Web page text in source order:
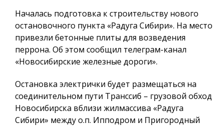
Началась подготовка к строительству нового
остановочного пункта «Радуга Сибири». На место
привезли бетонные плиты для возведения
перрона. Об этом сообщил телеграм-канал
«Новосибирские железные дороги».
Остановка электрички будет размещаться на
соединительном пути Транссиб – грузовой обход
Новосибирска вблизи жилмассива «Радуга
Сибири» между о.п. Ипподром и Пригородный